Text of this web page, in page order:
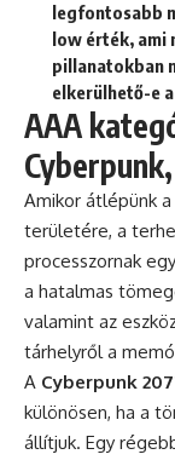
legfontosabb
low érték, ami
pillanatokban
elkerülhető-e
AAA
Amikor átlépünk
területére, a
processzornak
a hatalmas
valamint az
tárhelyről a
A Cyberpunk
különösen, ha a
állítjuk. Egy